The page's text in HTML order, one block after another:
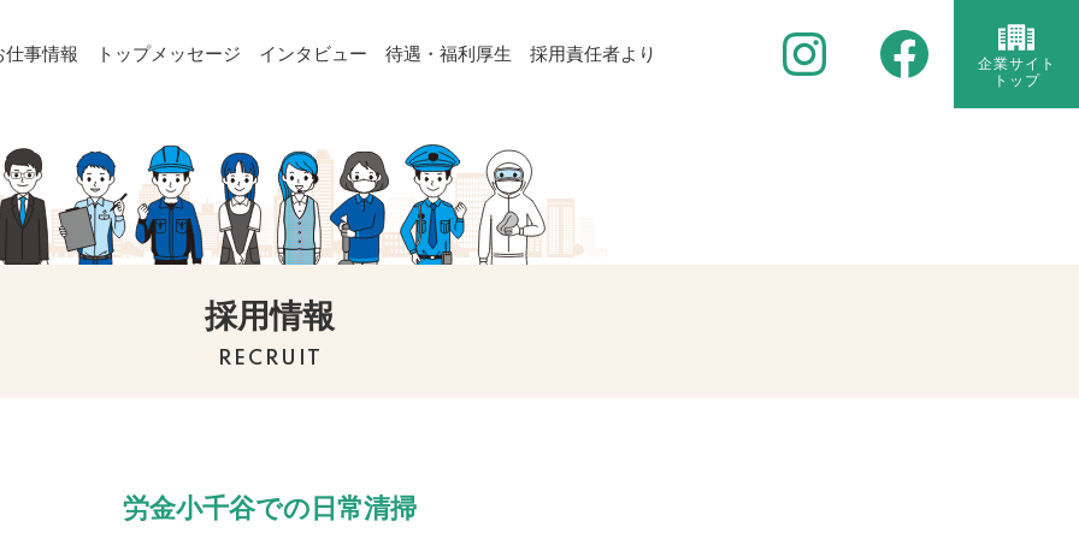
仕事情報 トップメッセージ インタビュー 待遇・福利厚生 採用責任者より
企業サイト
トップ
採用情報
RECRUIT
労金小千谷での日常清掃